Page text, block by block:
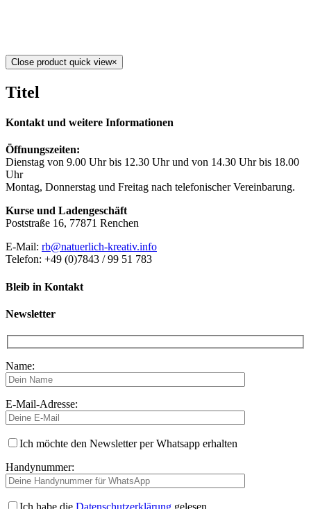
Close product quick view×
Titel
Kontakt und weitere Informationen
Öffnungszeiten:
Dienstag von 9.00 Uhr bis 12.30 Uhr und von 14.30 Uhr bis 18.00
Uhr
Montag, Donnerstag und Freitag nach telefonischer Vereinbarung.
Kurse und Ladengeschäft
Poststraße 16, 77871 Renchen
E-Mail: rb@natuerlich-kreativ.info
Telefon: +49 (0)7843 / 99 51 783
Bleib in Kontakt
Newsletter
Name:
E-Mail-Adresse:
Ich möchte den Newsletter per Whatsapp erhalten
Handynummer:
Ich habe die Datenschutzerklärung gelesen